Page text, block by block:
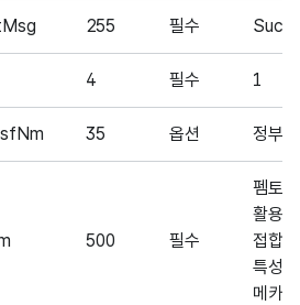
255 필수
4 필수 1
35 옵션 정부
500 필수
펨토
활용
접합
특성
메카